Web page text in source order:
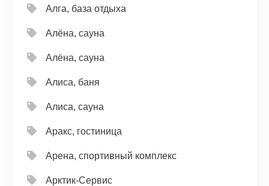
Алга, база отдыха
Алёна, сауна
Алёна, сауна
Алиса, баня
Алиса, сауна
Аракс, гостиница
Арена, спортивный комплекс
Арктик-Сервис